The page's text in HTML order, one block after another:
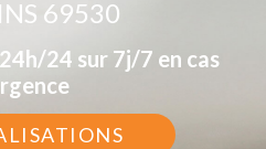
69530
24 sur 7j/7 en cas